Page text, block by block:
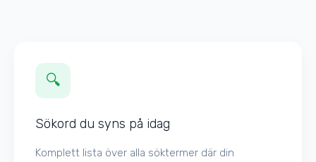
🔍
Sökord du syns på idag
Komplett lista över alla söktermer där din